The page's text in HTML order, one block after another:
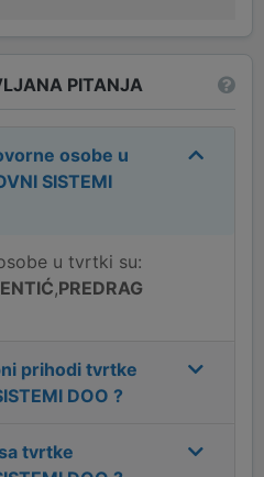
PITANJA
osobe u
SISTEMI
u tvrtki su:
,PREDRAG
prihodi tvrtke
DOO ?
tvrtke